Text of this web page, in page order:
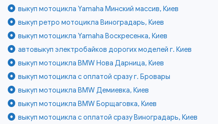
выкуп мотоцикла Yamaha Минский массив, Киев
выкуп ретро мотоцикла Виноградарь, Киев
выкуп мотоцикла Yamaha Воскресенка, Киев
автовыкуп электробайков дорогих моделей г. Киев
выкуп мотоцикла BMW Нова Дарница, Киев
выкуп мотоцикла с оплатой сразу г. Бровары
выкуп мотоцикла BMW Демиевка, Киев
выкуп мотоцикла BMW Борщаговка, Киев
выкуп мотоцикла с оплатой сразу Виноградарь, Киев